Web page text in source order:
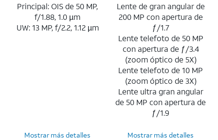
Principal: OIS de 50 MP,
f/1.88, 1.0 µm
UW: 13 MP, f/2.2, 1.12 µm
Lente de gran angular de
200 MP con apertura de
ƒ/1.7
Lente telefoto de 50 MP
con apertura de ƒ/3.4
(zoom óptico de 5X)
Lente telefoto de 10 MP
(zoom óptico de 3X)
Lente ultra gran angular
de 50 MP con apertura de
ƒ/1.9
Mostrar más detalles Mostrar más detalles